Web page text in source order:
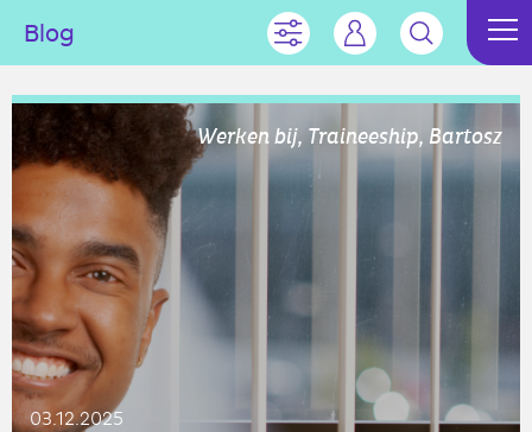
Blog
Werken bij, Traineeship, Bartosz
03.12.2025